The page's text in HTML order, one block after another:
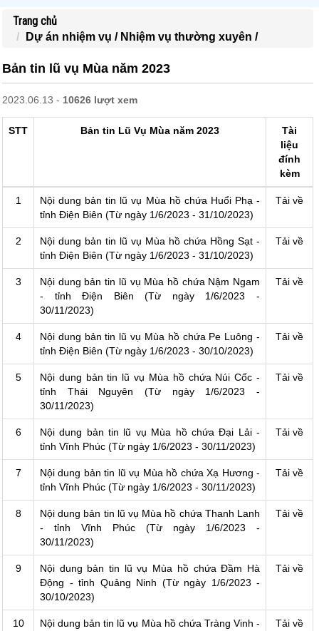
Trang chủ
Dự án nhiệm vụ / Nhiệm vụ thường xuyên /
Bản tin lũ vụ Mùa năm 2023
2023.06.13 - 10626 lượt xem
STT Bản tin Lũ Vụ Mùa năm 2023
Tài
liệu
đính
kèm
1
Nội dung bản tin lũ vụ Mùa hồ chứa Huổi Phạ -
tỉnh Điện Biên (Từ ngày 1/6/2023 - 31/10/2023)
Tải về
2
Nội dung bản tin lũ vụ Mùa hồ chứa Hồng Sạt -
tỉnh Điện Biên (Từ ngày 1/6/2023 - 31/10/2023)
Tải về
3
Nội dung bản tin lũ vụ Mùa hồ chứa Nậm Ngam
- tỉnh Điện Biên (Từ ngày 1/6/2023 -
30/11/2023)
Tải về
4
Nội dung bản tin lũ vụ Mùa hồ chứa Pe Luông -
tỉnh Điện Biên (Từ ngày 1/6/2023 - 30/10/2023)
Tải về
5
Nội dung bản tin lũ vụ Mùa hồ chứa Núi Cốc -
tỉnh Thái Nguyên (Từ ngày 1/6/2023 -
30/11/2023)
Tải về
6
Nội dung bản tin lũ vụ Mùa hồ chứa Đại Lải -
tỉnh Vĩnh Phúc (Từ ngày 1/6/2023 - 30/11/2023)
Tải về
7
Nội dung bản tin lũ vụ Mùa hồ chứa Xạ Hương -
tỉnh Vĩnh Phúc (Từ ngày 1/6/2023 - 30/11/2023)
Tải về
8
Nội dung bản tin lũ vụ Mùa hồ chứa Thanh Lanh
- tỉnh Vĩnh Phúc (Từ ngày 1/6/2023 -
30/11/2023)
Tải về
9
Nội dung bản tin lũ vụ Mùa hồ chứa Đầm Hà
Động - tỉnh Quảng Ninh (Từ ngày 1/6/2023 -
30/10/2023)
Tải về
10
Nội dung bản tin lũ vụ Mùa hồ chứa Tràng Vinh -
Tải về